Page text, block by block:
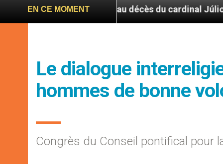
EN CE MOMENT
Père suite au décès du cardinal Júlio Duarte Langa
Le dialogue
hommes de bonne
Congrès du Conseil pontifical pour